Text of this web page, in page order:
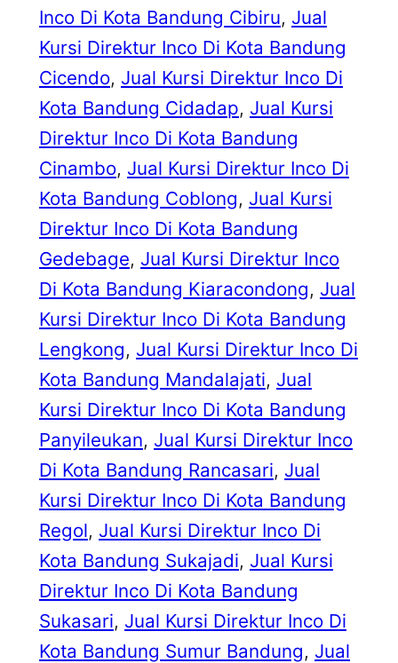
Inco Di Kota Bandung Cibiru, Jual
Kursi Direktur Inco Di Kota Bandung
Cicendo, Jual Kursi Direktur Inco Di
Kota Bandung Cidadap, Jual Kursi
Direktur Inco Di Kota Bandung
Cinambo, Jual Kursi Direktur Inco Di
Kota Bandung Coblong, Jual Kursi
Direktur Inco Di Kota Bandung
Gedebage, Jual Kursi Direktur Inco
Di Kota Bandung Kiaracondong, Jual
Kursi Direktur Inco Di Kota Bandung
Lengkong, Jual Kursi Direktur Inco Di
Kota Bandung Mandalajati, Jual
Kursi Direktur Inco Di Kota Bandung
Panyileukan, Jual Kursi Direktur Inco
Di Kota Bandung Rancasari, Jual
Kursi Direktur Inco Di Kota Bandung
Regol, Jual Kursi Direktur Inco Di
Kota Bandung Sukajadi, Jual Kursi
Direktur Inco Di Kota Bandung
Sukasari, Jual Kursi Direktur Inco Di
Kota Bandung Sumur Bandung, Jual